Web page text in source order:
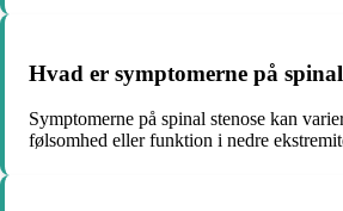
Hvad er symptomerne på spinal
Symptomerne på spinal stenose kan
følsomhed eller funktion i nedre